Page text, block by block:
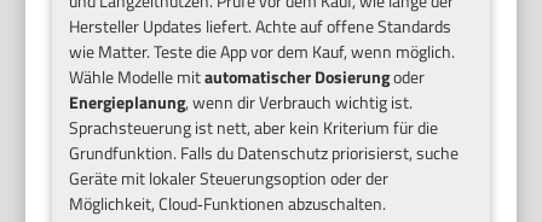
Hersteller Updates liefert. Achte auf offene Standards
wie Matter. Teste die App vor dem Kauf, wenn möglich.
Wähle Modelle mitautomatischer Dosierungoder
Energieplanung, wenn dir Verbrauch wichtig ist.
Sprachsteuerung ist nett, aber kein Kriterium für die
Grundfunktion. Falls du Datenschutz priorisierst, suche
Geräte mit lokaler Steuerungsoption oder der
Möglichkeit, Cloud‑Funktionen abzuschalten.